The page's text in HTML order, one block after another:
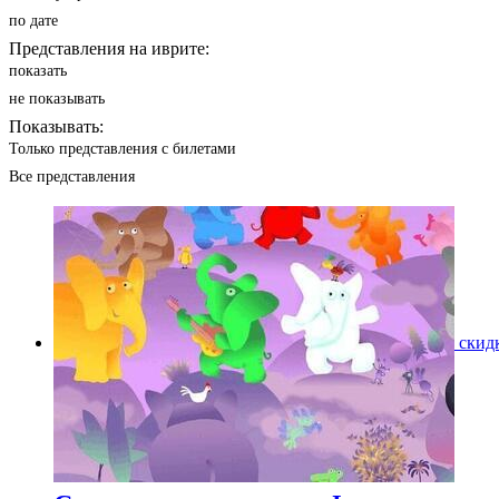
по дате
Представления на иврите:
показать
не показывать
Показывать:
Только представления с билетами
Все представления